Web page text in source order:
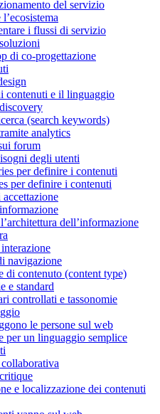
del servizio
i flussi di servizio
di co-progettazione
contenuti e il linguaggio
(search keywords)
analytics
forum
degli utenti
per definire i contenuti
per definire i contenuti
dell’informazione
navigazione
di contenuto (content type)
e standard
controllati e tassonomie
le persone sul web
per un linguaggio semplice
e localizzazione dei contenuti